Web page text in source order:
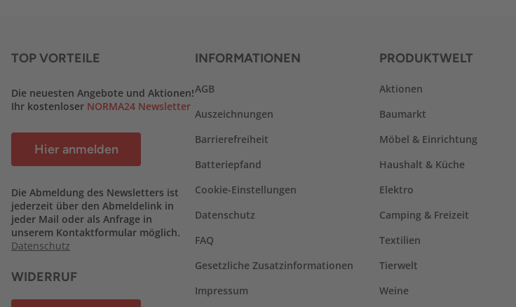
TOP VORTEILE
Die neuesten Angebote und Aktionen!
Ihr kostenloser NORMA24 Newsletter
Hier anmelden
Die Abmeldung des Newsletters ist
jederzeit über den Abmeldelink in
jeder Mail oder als Anfrage in
unserem Kontaktformular möglich.
Datenschutz
WIDERRUF
INFORMATIONEN
AGB
Auszeichnungen
Barrierefreiheit
Batteriepfand
Cookie-Einstellungen
Datenschutz
FAQ
Gesetzliche Zusatzinformationen
Impressum
PRODUKTWELT
Aktionen
Baumarkt
Möbel & Einrichtung
Haushalt & Küche
Elektro
Camping & Freizeit
Textilien
Tierwelt
Weine